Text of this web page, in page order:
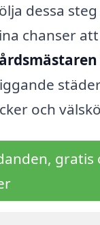
dessa
chanser
och
gratis